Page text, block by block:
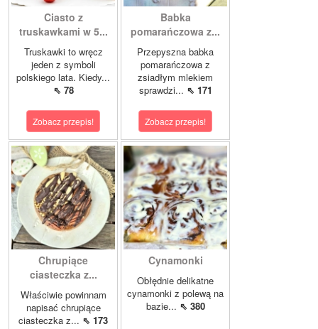
Ciasto z
truskawkami w 5...
Truskawki to wręcz
jeden z symboli
polskiego lata. Kiedy...
⇖ 78
Zobacz przepis!
Babka
pomarańczowa z...
Przepyszna babka
pomarańczowa z
zsiadłym mlekiem
sprawdzi... ⇖ 171
Zobacz przepis!
Chrupiące
ciasteczka z...
Właściwie powinnam
napisać chrupiące
ciasteczka z... ⇖ 173
Cynamonki
Obłędnie delikatne
cynamonki z polewą na
bazie... ⇖ 380